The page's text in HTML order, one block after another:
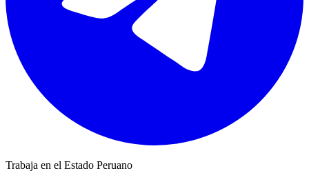
Trabaja en el Estado Peruano